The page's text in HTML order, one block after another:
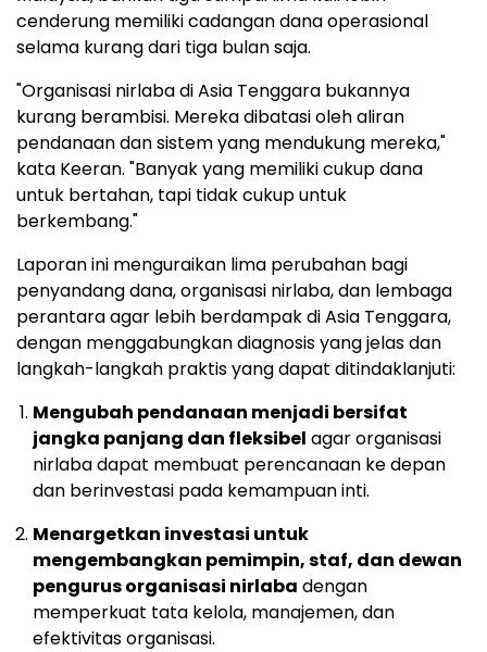
cenderung memiliki cadangan dana operasional
selama kurang dari tiga bulan saja.
"Organisasi nirlaba di Asia Tenggara bukannya
kurang berambisi. Mereka dibatasi oleh aliran
pendanaan dan sistem yang mendukung mereka,"
kata Keeran. "Banyak yang memiliki cukup dana
untuk bertahan, tapi tidak cukup untuk
berkembang."
Laporan ini menguraikan lima perubahan bagi
penyandang dana, organisasi nirlaba, dan lembaga
perantara agar lebih berdampak di Asia Tenggara,
dengan menggabungkan diagnosis yang jelas dan
langkah-langkah praktis yang dapat ditindaklanjuti:
Mengubah pendanaan menjadi bersifat
jangka panjang dan fleksibel agar organisasi
nirlaba dapat membuat perencanaan ke depan
dan berinvestasi pada kemampuan inti.
Menargetkan investasi untuk
mengembangkan pemimpin, staf, dan dewan
pengurus organisasi nirlaba dengan
memperkuat tata kelola, manajemen, dan
efektivitas organisasi.